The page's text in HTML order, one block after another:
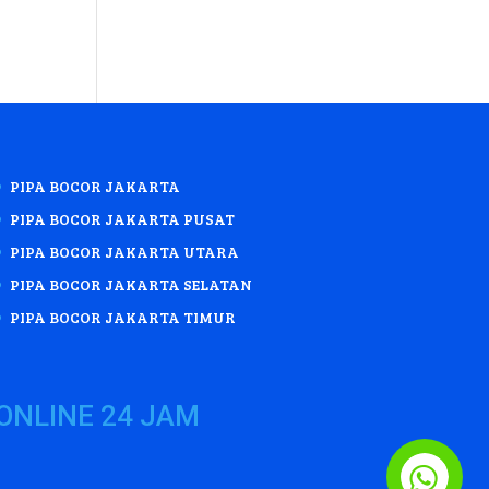
PIPA BOCOR JAKARTA
PIPA BOCOR JAKARTA PUSAT
PIPA BOCOR JAKARTA UTARA
PIPA BOCOR JAKARTA SELATAN
PIPA BOCOR JAKARTA TIMUR
24 JAM